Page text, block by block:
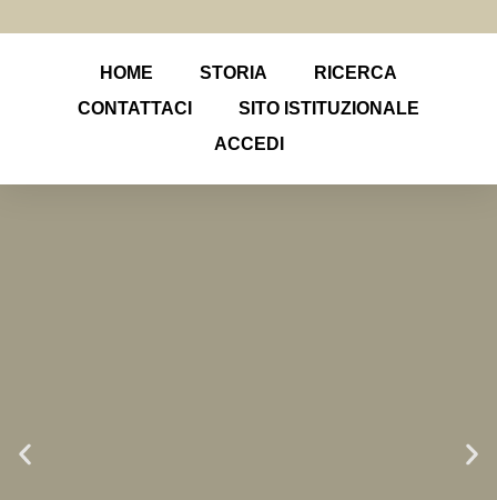
HOME STORIA
RICERCA
CONTATTACI
SITO ISTITUZIONALE
ACCEDI